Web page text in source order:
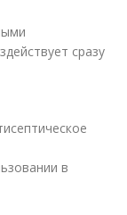
сразу
в